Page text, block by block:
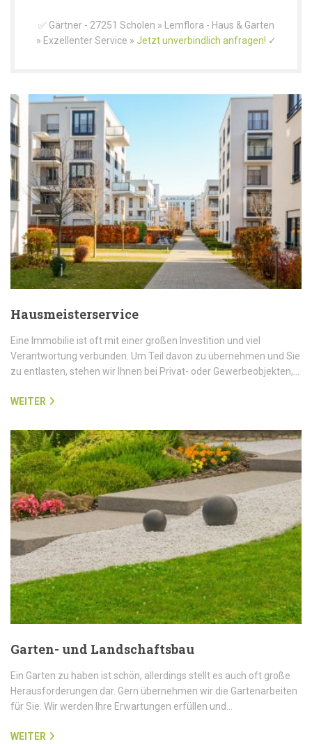
✅ Gärtner - 27251 Scholen » Lemflora - Haus & Garten
» Exzellenter Service » Jetzt unverbindlich anfragen! ✓
Hausmeisterservice
Eine Immobilie ist oft mit einer großen Investition und viel
Verantwortung verbunden. Um Teil davon zu übernehmen und Sie
zu entlasten, stehen wir Ihnen bei Privat- oder Gewerbeobjekten,…
WEITER
Garten- und Landschaftsbau
Ein Garten zu haben ist schön, allerdings stellt es auch oft große
Herausforderungen dar. Gern übernehmen wir die Gartenarbeiten
für Sie. Wir werden Ihre Erwartungen erfüllen und…
WEITER